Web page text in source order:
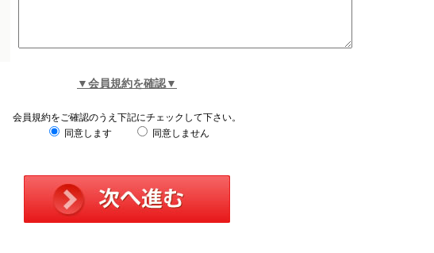
▼会員規約を確認▼
会員規約をご確認のうえ下記にチェックして下さい。
同意します
同意しません